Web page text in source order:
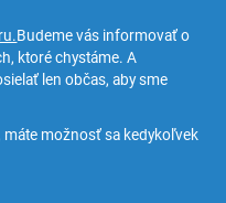
Budeme vás informovať o
ktoré chystáme. A
len občas, aby sme
možnosť sa kedykoľvek